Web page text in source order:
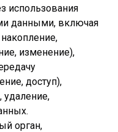
использования
данными, включая
изменение),
доступ),
удаление,
орган,